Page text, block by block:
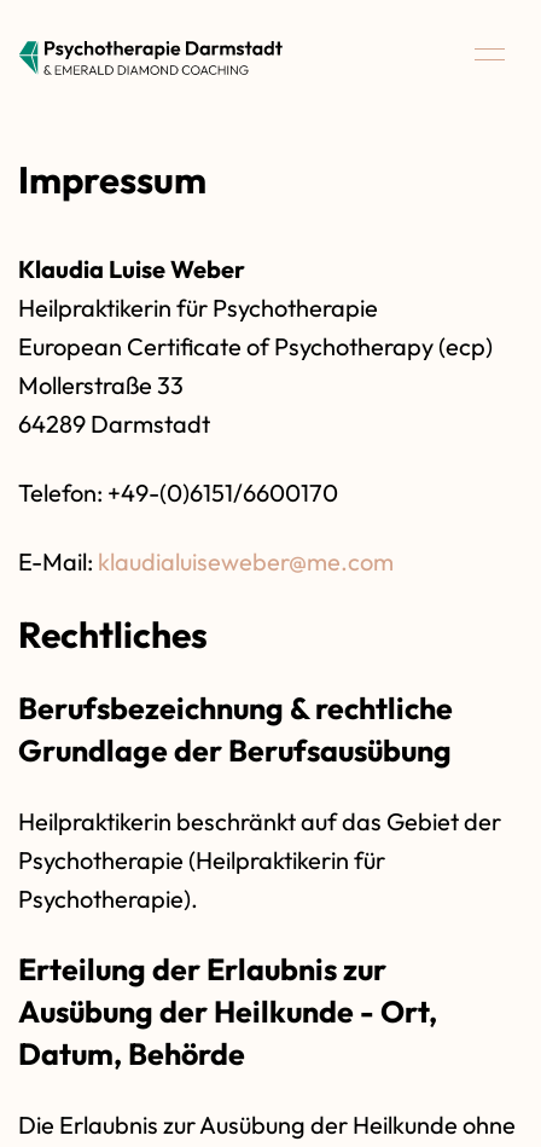
Impressum
Klaudia Luise Weber
Heilpraktikerin für Psychotherapie
European Certificate of Psychotherapy (ecp)
Mollerstraße 33
64289 Darmstadt
Telefon: +49-(0)6151/6600170
E-Mail: klaudialuiseweber@me.com
Rechtliches
Berufsbezeichnung & rechtliche
Grundlage der Berufsausübung
Heilpraktikerin beschränkt auf das Gebiet der
Psychotherapie (Heilpraktikerin für
Psychotherapie).
Erteilung der Erlaubnis zur
Ausübung der Heilkunde - Ort,
Datum, Behörde
Die Erlaubnis zur Ausübung der Heilkunde ohne